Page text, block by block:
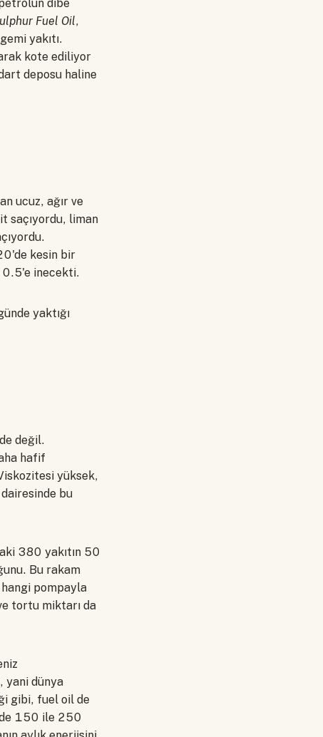
dibe
Fuel Oil,
yakıtı.
kote ediliyor
deposu haline
ucuz, ağır ve
saçıyordu, liman
kesin bir
0.5'e inecekti.
yaktığı
değil.
hafif
yüksek,
bu
380 yakıtın 50
Bu rakam
hangi pompayla
tortu miktarı da
yani dünya
gibi, fuel oil de
150 ile 250